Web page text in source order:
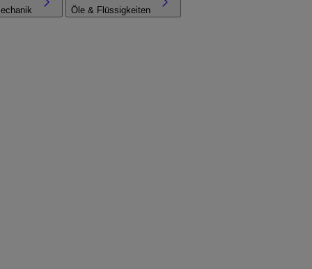
Öle & Flüssigkeiten